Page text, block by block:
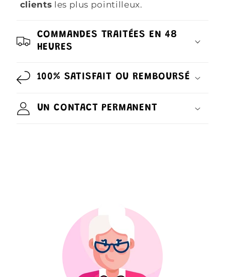
clients les plus pointilleux.
COMMANDES TRAITÉES EN 48
HEURES
100% SATISFAIT OU REMBOURSÉ
UN CONTACT PERMANENT